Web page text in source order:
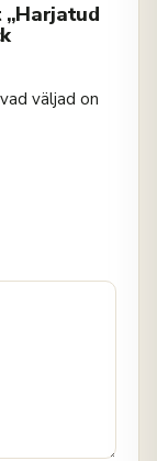
„Harjatud
väljad on